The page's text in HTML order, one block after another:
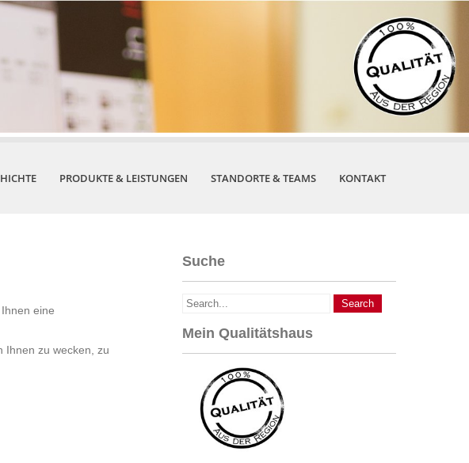
PRODUKTE & LEISTUNGEN STANDORTE & TEAMS KONTAKT
eine
Ihnen zu wecken, zu
Suche
Mein Qualitätshaus